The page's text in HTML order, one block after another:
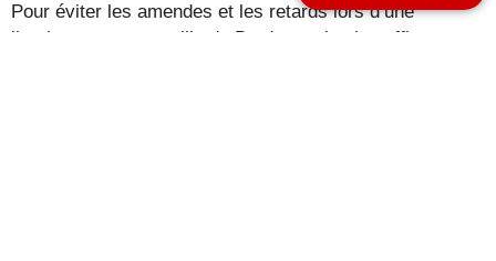
Pour éviter les amendes et les retards lors d’une
livraison en centre-ville de Bordeaux, le plus efficace est